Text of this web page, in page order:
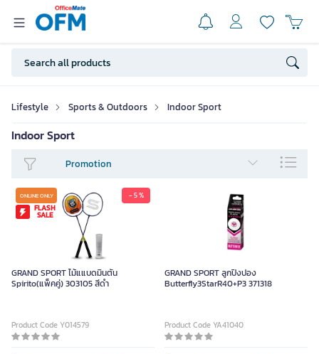
Lifestyle Sports & Outdoors Indoor Sport
Indoor Sport
Promotion
ONLINE ONLY
FLASH
SALE
- 5 %
GRAND SPORT ไม้แแบดมินตัน
Spirito(แพ็คคู่) 303105 สีดำ
Product Code Y014579
GRAND SPORT ลูกปิงปอง
Butterfly3StarR40+P3 371318
Product Code YA41040